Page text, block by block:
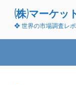
ン
(株)マーケッ
❖ 世界の市場調査レ